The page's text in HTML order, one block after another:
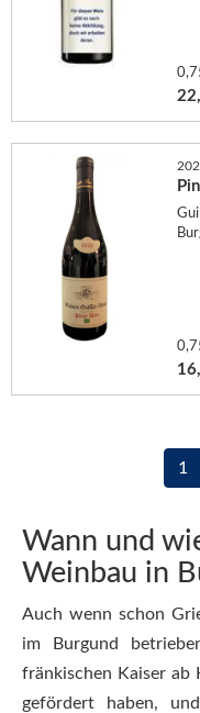
1
Wann und
Weinbau in
Auch wenn schon
im Burgund
fränkischen Kaiser ab
gefördert haben,